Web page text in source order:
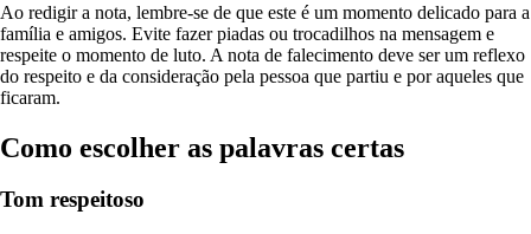
Ao redigir a nota, lembre-se de que este é um momento delicado para a
família e amigos. Evite fazer piadas ou trocadilhos na mensagem e
respeite o momento de luto. A nota de falecimento deve ser um reflexo
do respeito e da consideração pela pessoa que partiu e por aqueles que
ficaram.
Como escolher as palavras certas
Tom respeitoso